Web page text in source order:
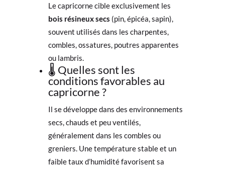
Le capricorne cible exclusivement les
bois résineux secs (pin, épicéa, sapin),
souvent utilisés dans les charpentes,
combles, ossatures, poutres apparentes
ou lambris.
🌡️ Quelles sont les
conditions favorables au
capricorne ?
Il se développe dans des environnements
secs, chauds et peu ventilés,
généralement dans les combles ou
greniers. Une température stable et un
faible taux d’humidité favorisent sa